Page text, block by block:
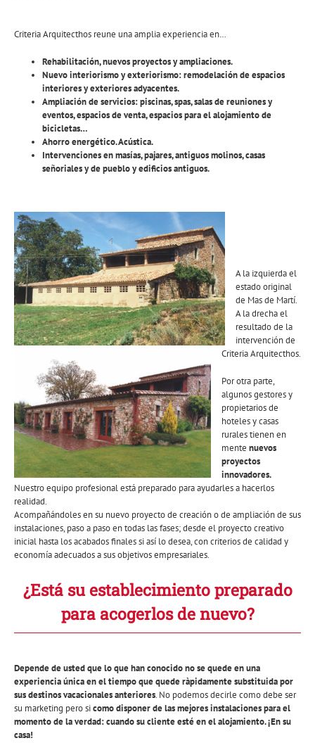
Criteria Arquitecthos reune una amplia experiencia en…
Rehabilitación, nuevos proyectos y ampliaciones.
Nuevo interiorismo y exteriorismo: remodelación de espacios
interiores y exteriores adyacentes.
Ampliación de servicios: piscinas, spas, salas de reuniones y
eventos, espacios de venta, espacios para el alojamiento de
bicicletas…
Ahorro energético. Acústica.
Intervenciones en masías, pajares, antiguos molinos, casas
señoriales y de pueblo y edificios antiguos.
A la izquierda el
estado original
de Mas de Martí.
A la drecha el
resultado de la
intervención de
Criteria Arquitecthos.
Por otra parte,
algunos gestores y
propietarios de
hoteles y casas
rurales tienen en
mente nuevos
proyectos
innovadores.
Nuestro equipo profesional está preparado para ayudarles a hacerlos
realidad.
Acompañándoles en su nuevo proyecto de creación o de ampliación de sus
instalaciones, paso a paso en todas las fases; desde el proyecto creativo
inicial hasta los acabados finales si así lo desea, con criterios de calidad y
economía adecuados a sus objetivos empresariales.
¿Está su establecimiento preparado
para acogerlos de nuevo?
Depende de usted que lo que han conocido no se quede en una
experiencia únicaen el tiempo que quede ràpidamente substituida por
sus destinos vacacionales anteriores. No podemos decirle como debe ser
su marketing pero sicomo disponer de las mejores instalaciones para el
momento de la verdad: cuando su cliente esté en el alojamiento. ¡En su
casa!